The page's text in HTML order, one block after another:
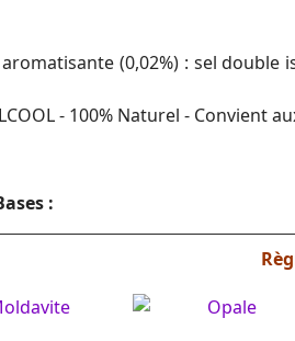
(0,02%) : sel
- 100% Naturel - Convient
: